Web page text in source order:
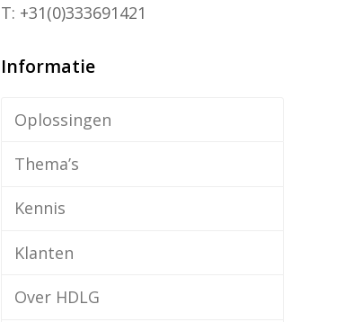
T: +31(0)333691421
Informatie
Oplossingen
Thema’s
Kennis
Klanten
Over HDLG